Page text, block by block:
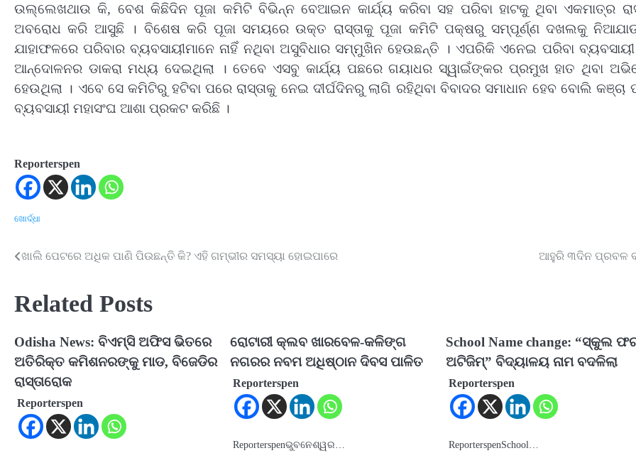
ଉଲ୍ଲେଖଥାଉ କି, ବେଶ କିଛିଦିନ ପୂଜା କମିଟି ବିଭିନ୍ନ ବେଆଇନ କାର୍ଯ୍ୟ କରିବା ସହ ପରିବା ହାଟକୁ ଥିବା ଏକମାତ୍ର
ଅବରୋଧ କରି ଆସୁଛି । ବିଶେଷ କରି ପୂଜା ସମୟରେ ଉକ୍ତ ରାସ୍ତାକୁ ପୂଜା କମିଟି ପକ୍ଷରୁ ସମ୍ପୂର୍ଣ୍ଣ ଦଖଲକୁ
ଯାହାଫଳରେ ପରିବାର ବ୍ୟବସାୟୀମାନେ ନାହିଁ ନଥିବା ଅସୁବିଧାର ସମ୍ମୁଖିନ ହେଉଛନ୍ତି । ଏପରିକି ଏନେଇ ପରିବା ବ୍ୟବସାୟୀ
ଆନ୍ଦୋଳନର ଡାକରା ମଧ୍ୟ ଦେଇଥିଲା । ତେବେ ଏସବୁ କାର୍ଯ୍ୟ ପଛରେ ଗୟାଧର ସ୍ୱାଇଁଙ୍କର ପ୍ରମୁଖ ହାତ ଥିବା
ହେଉଥିଲା । ଏବେ ସେ କମିଟିରୁ ହଟିବା ପରେ ରାସ୍ତାକୁ ନେଇ ଦୀର୍ଘଦିନରୁ ଲାଗି ରହିଥିବା ବିବାଦର ସମାଧାନ ହେବ ବୋଲି କଞ୍ଚା
ବ୍ୟବସାୟୀ ମହାସଂଘ ଆଶା ପ୍ରକଟ କରିଛି ।
Reporterspen
ଖୋର୍ଦ୍ଧା
Post
ଖାଲି ପେଟରେ ଅଧିକ ପାଣି ପିଉଛନ୍ତି କି? ଏହି ଗମ୍ଭୀର ସମସ୍ୟା ହୋଇପାରେ ଆହୁରି ୩ଦିନ ପ୍ରବଳ
Related Posts
Odisha News: ବିଏମ୍‌ସି ଅଫିସ ଭିତରେ
ଅତିରିକ୍ତ କମିଶନରଙ୍କୁ ମାଡ, ବିଜେଡିର
ରାସ୍ତାରୋକ
Reporterspen
ରୋଟାରୀ କ୍ଲବ ଖାରବେଳ-କଳିଙ୍ଗ
ନଗରର ନବମ ଅଧିଷ୍ଠାନ ଦିବସ ପାଳିତ
Reporterspen
Reporterspenଭୁବନେଶ୍ୱର…
School Name change: “ସ୍କୁଲ
ଅଟିଜିମ୍” ବିଦ୍ୟାଳୟ ନାମ ବଦଳିଲା
Reporterspen
ReporterspenSchool…